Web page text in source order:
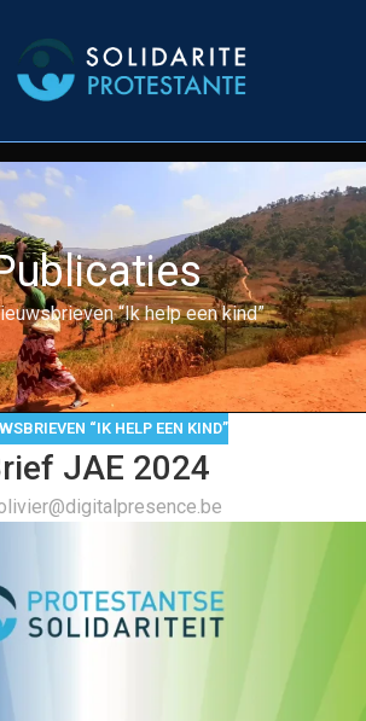
“Ik help een kind”
“IK HELP EEN KIND”
JAE 2024